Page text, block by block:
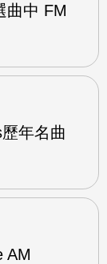
曲中 FM
年名曲
AM